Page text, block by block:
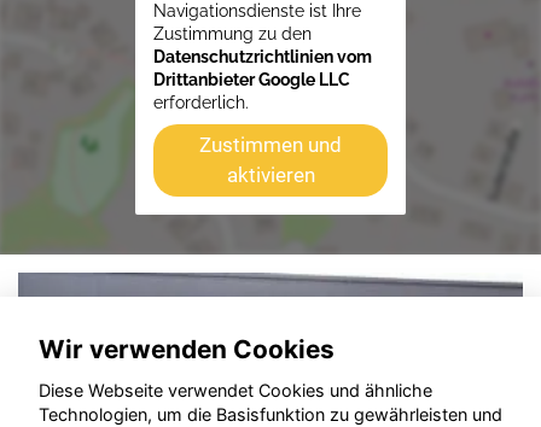
Navigationsdienste ist Ihre
Zustimmung zu den
Datenschutzrichtlinien vom
Drittanbieter Google LLC
erforderlich.
Zustimmen und
aktivieren
Wir verwenden Cookies
Diese Webseite verwendet Cookies und ähnliche
Technologien, um die Basisfunktion zu gewährleisten und